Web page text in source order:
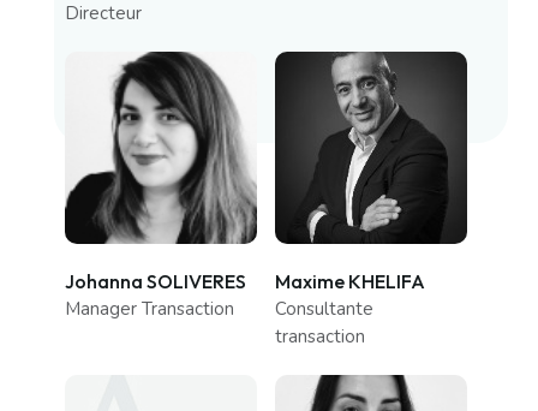
Directeur
Johanna SOLIVERES
Manager Transaction
Maxime KHELIFA
Consultante
transaction